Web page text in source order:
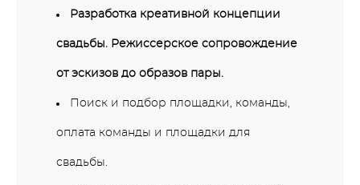
Разработка креативной концепции
свадьбы. Режиссерское сопровождение
от эскизов до образов пары.
Поиск и подбор площадки, команды,
оплата команды и площадки для
свадьбы.